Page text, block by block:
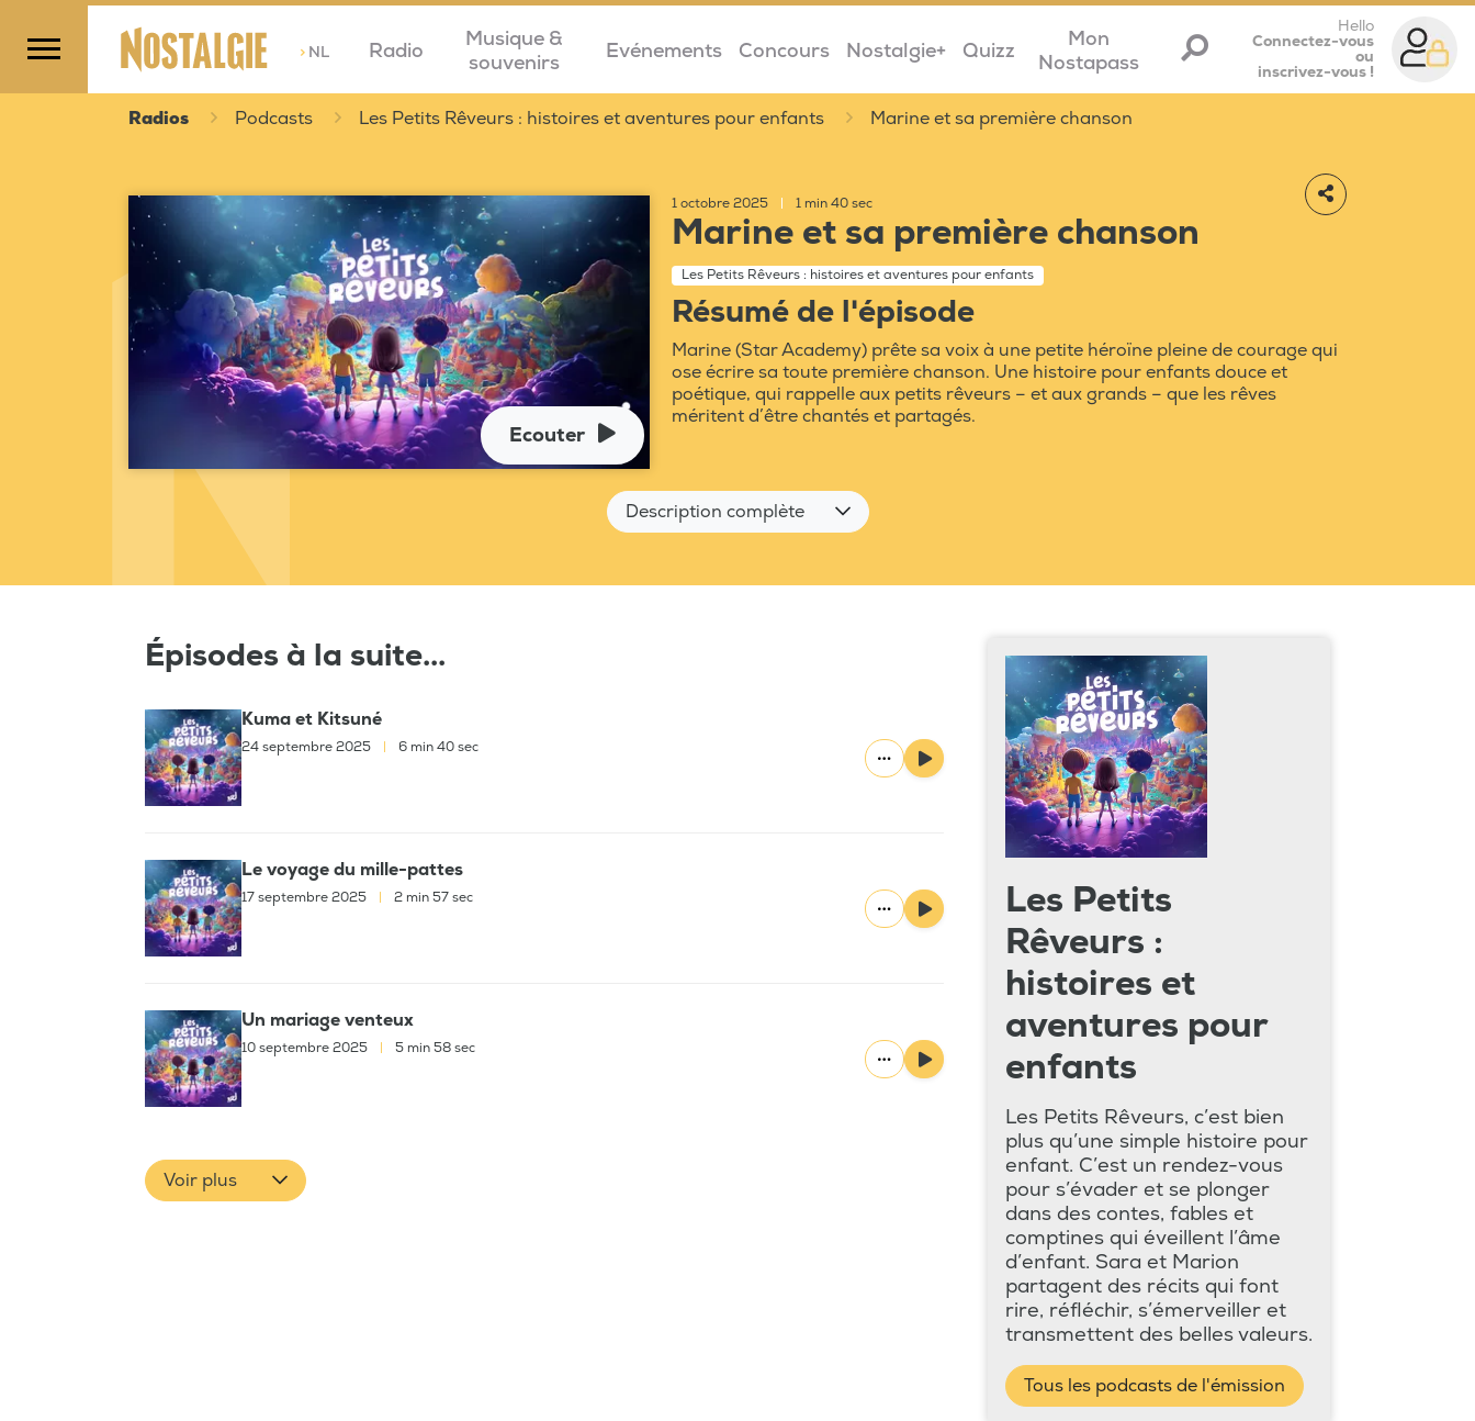
>NL Radio
Musique &
souvenirs
Evénements Concours Nostalgie+ Quizz
Mon
Nostapass
Hello
Connectez-vous
ou
inscrivez-vous !
Radios Podcasts Les Petits Rêveurs : histoires et aventures pour enfants Marine et sa première chanson
Ecouter
1 octobre 2025 1 min 40 sec
Marine et sa première chanson
Les Petits Rêveurs : histoires et aventures pour enfants
Résumé de l'épisode
Marine (Star Academy) prête sa voix à une petite héroïne pleine de courage qui
ose écrire sa toute première chanson. Une histoire pour enfants douce et
poétique, qui rappelle aux petits rêveurs – et aux grands – que les rêves
méritent d’être chantés et partagés.
Description complète
Épisodes à la suite...
Kuma et Kitsuné
24 septembre 2025 6 min 40 sec
Le voyage du mille-pattes
17 septembre 2025 2 min 57 sec
Un mariage venteux
10 septembre 2025 5 min 58 sec
Voir plus
Les Petits
Rêveurs :
histoires et
aventures pour
enfants
Les Petits Rêveurs, c’est bien
plus qu’une simple histoire pour
enfant. C’est un rendez-vous
pour s’évader et se plonger
dans des contes, fables et
comptines qui éveillent l’âme
d’enfant. Sara et Marion
partagent des récits qui font
rire, réfléchir, s’émerveiller et
transmettent des belles valeurs.
Tous les podcasts de l'émission